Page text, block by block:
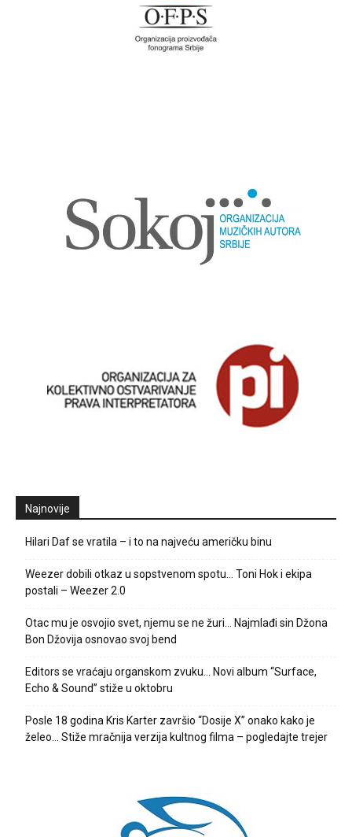
Najnovije
Hilari Daf se vratila – i to na najveću američku binu
Weezer dobili otkaz u sopstvenom spotu… Toni Hok i ekipa
postali – Weezer 2.0
Otac mu je osvojio svet, njemu se ne žuri… Najmlađi sin Džona
Bon Džovija osnovao svoj bend
Editors se vraćaju organskom zvuku… Novi album “Surface,
Echo & Sound” stiže u oktobru
Posle 18 godina Kris Karter završio “Dosije X” onako kako je
želeo… Stiže mračnija verzija kultnog filma – pogledajte trejer